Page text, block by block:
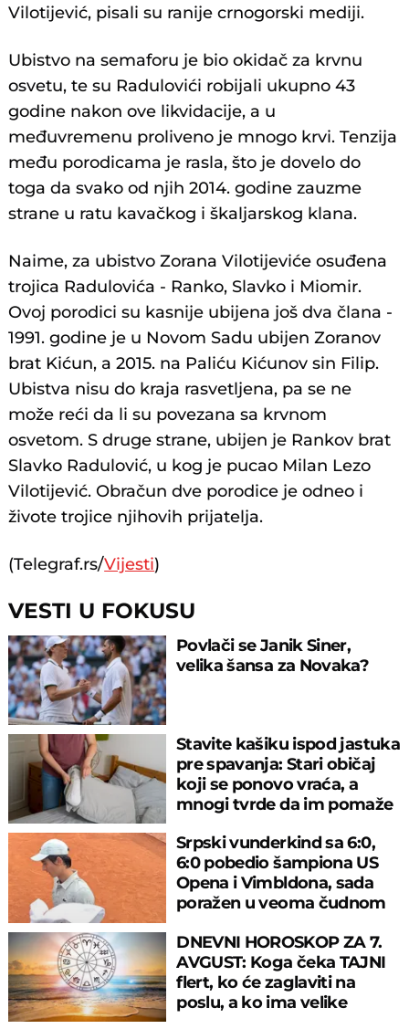
Vilotijević, pisali su ranije crnogorski mediji.
Ubistvo na semaforu je bio okidač za krvnu
osvetu, te su Radulovići robijali ukupno 43
godine nakon ove likvidacije, a u
međuvremenu proliveno je mnogo krvi. Tenzija
među porodicama je rasla, što je dovelo do
toga da svako od njih 2014. godine zauzme
strane u ratu kavačkog i škaljarskog klana.
Naime, za ubistvo Zorana Vilotijeviće osuđena
trojica Radulovića - Ranko, Slavko i Miomir.
Ovoj porodici su kasnije ubijena još dva člana -
1991. godine je u Novom Sadu ubijen Zoranov
brat Kićun, a 2015. na Paliću Kićunov sin Filip.
Ubistva nisu do kraja rasvetljena, pa se ne
može reći da li su povezana sa krvnom
osvetom. S druge strane, ubijen je Rankov brat
Slavko Radulović, u kog je pucao Milan Lezo
Vilotijević. Obračun dve porodice je odneo i
živote trojice njihovih prijatelja.
(Telegraf.rs/Vijesti)
VESTI U FOKUSU
Povlači se Janik Siner,
velika šansa za Novaka?
Stavite kašiku ispod jastuka
pre spavanja: Stari običaj
koji se ponovo vraća, a
mnogi tvrde da im pomaže
Srpski vunderkind sa 6:0,
6:0 pobedio šampiona US
Opena i Vimbldona, sada
poražen u veoma čudnom
DNEVNI HOROSKOP ZA 7.
AVGUST: Koga čeka TAJNI
flert, ko će zaglaviti na
poslu, a ko ima velike